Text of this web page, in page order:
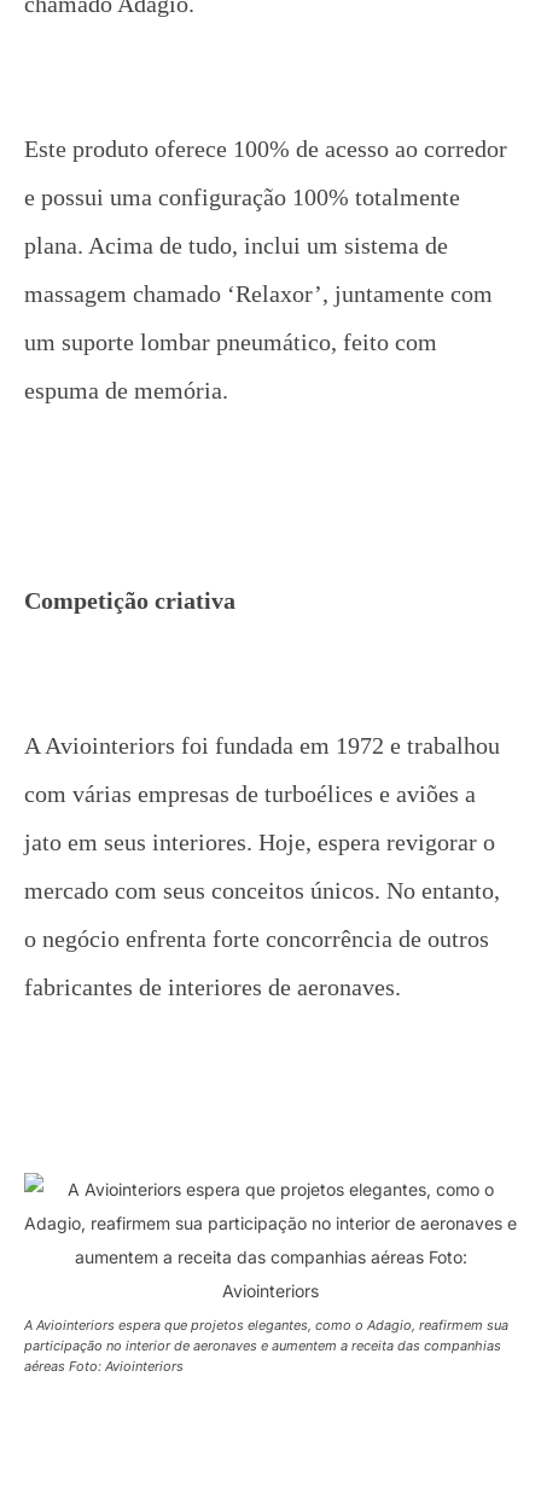
Este produto oferece 100% de acesso ao corredor
e possui uma configuração 100% totalmente
plana. Acima de tudo, inclui um sistema de
massagem chamado ‘Relaxor’, juntamente com
um suporte lombar pneumático, feito com
espuma de memória.
Competição criativa
A Aviointeriors foi fundada em 1972 e trabalhou
com várias empresas de turboélices e aviões a
jato em seus interiores. Hoje, espera revigorar o
mercado com seus conceitos únicos. No entanto,
o negócio enfrenta forte concorrência de outros
fabricantes de interiores de aeronaves.
A Aviointeriors espera que projetos elegantes, como o Adagio, reafirmem sua
participação no interior de aeronaves e aumentem a receita das companhias
aéreas Foto: Aviointeriors